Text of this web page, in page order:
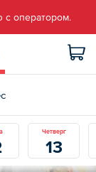
с оператором.
Четверг
13